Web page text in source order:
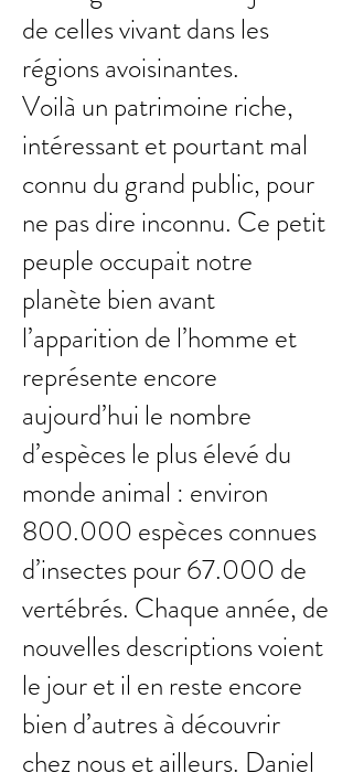
de celles vivant dans les
régions avoisinantes.
Voilà un patrimoine riche,
intéressant et pourtant mal
connu du grand public, pour
ne pas dire inconnu. Ce petit
peuple occupait notre
planète bien avant
l’apparition de l’homme et
représente encore
aujourd’hui le nombre
d’espèces le plus élevé du
monde animal : environ
800.000 espèces connues
d’insectes pour 67.000 de
vertébrés. Chaque année, de
nouvelles descriptions voient
le jour et il en reste encore
bien d’autres à découvrir
chez nous et ailleurs. Daniel